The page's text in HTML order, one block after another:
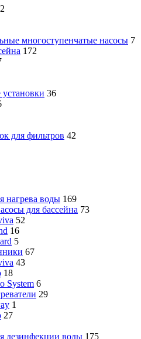
многоступенчатые насосы 7
172
36
для фильтров 42
нагрева воды 169
для бассейна 73
52
16
5
67
43
18
System 6
29
1
27
дезинфекции воды 175